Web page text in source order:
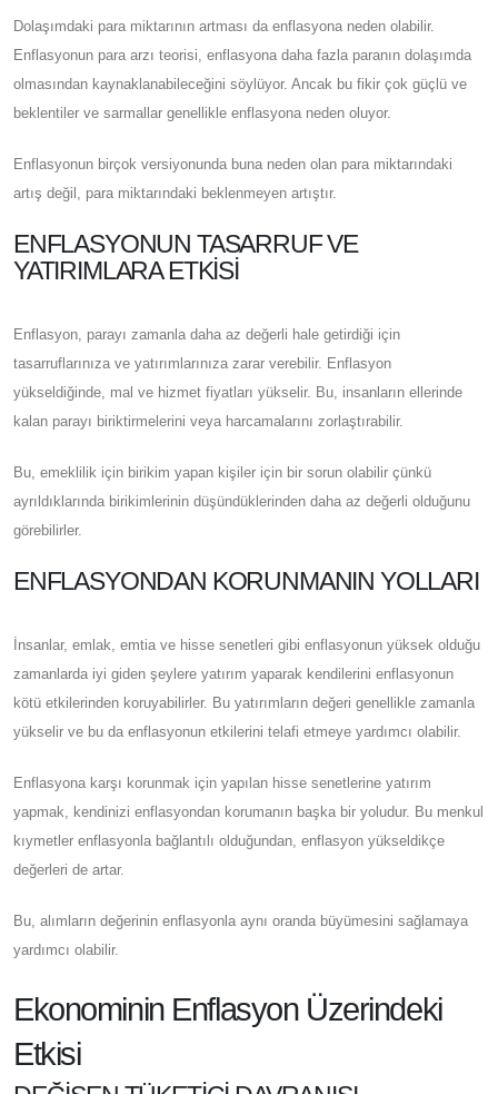
Dolaşımdaki para miktarının artması da enflasyona neden olabilir.
Enflasyonun para arzı teorisi, enflasyona daha fazla paranın dolaşımda
olmasından kaynaklanabileceğini söylüyor. Ancak bu fikir çok güçlü ve
beklentiler ve sarmallar genellikle enflasyona neden oluyor.
Enflasyonun birçok versiyonunda buna neden olan para miktarındaki
artış değil, para miktarındaki beklenmeyen artıştır.
ENFLASYONUN TASARRUF VE
YATIRIMLARA ETKISI
Enflasyon, parayı zamanla daha az değerli hale getirdiği için
tasarruflarınıza ve yatırımlarınıza zarar verebilir. Enflasyon
yükseldiğinde, mal ve hizmet fiyatları yükselir. Bu, insanların ellerinde
kalan parayı biriktirmelerini veya harcamalarını zorlaştırabilir.
Bu, emeklilik için birikim yapan kişiler için bir sorun olabilir çünkü
ayrıldıklarında birikimlerinin düşündüklerinden daha az değerli olduğunu
görebilirler.
ENFLASYONDAN KORUNMANIN YOLLARI
İnsanlar, emlak, emtia ve hisse senetleri gibi enflasyonun yüksek olduğu
zamanlarda iyi giden şeylere yatırım yaparak kendilerini enflasyonun
kötü etkilerinden koruyabilirler. Bu yatırımların değeri genellikle zamanla
yükselir ve bu da enflasyonun etkilerini telafi etmeye yardımcı olabilir.
Enflasyona karşı korunmak için yapılan hisse senetlerine yatırım
yapmak, kendinizi enflasyondan korumanın başka bir yoludur. Bu menkul
kıymetler enflasyonla bağlantılı olduğundan, enflasyon yükseldikçe
değerleri de artar.
Bu, alımların değerinin enflasyonla aynı oranda büyümesini sağlamaya
yardımcı olabilir.
Ekonominin Enflasyon Üzerindeki
Etkisi